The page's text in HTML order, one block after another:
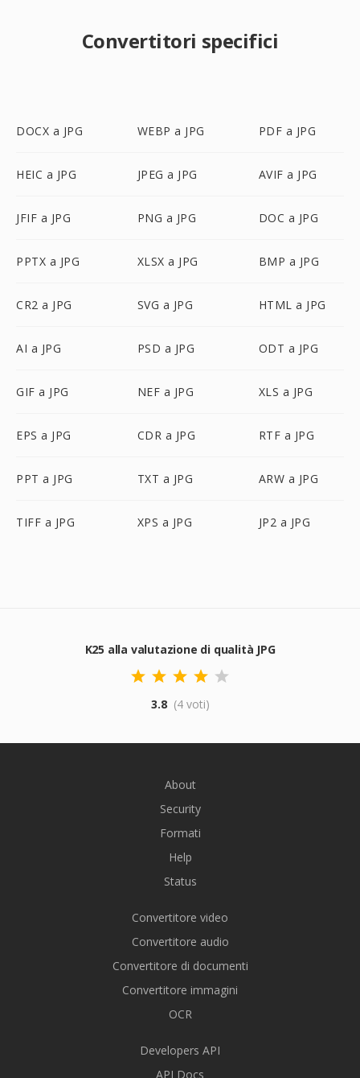
Convertitori specifici
DOCX a JPG WEBP a JPG PDF a JPG
HEIC a JPG JPEG a JPG AVIF a JPG
JFIF a JPG PNG a JPG DOC a JPG
PPTX a JPG XLSX a JPG BMP a JPG
CR2 a JPG SVG a JPG HTML a JPG
AI a JPG PSD a JPG ODT a JPG
GIF a JPG NEF a JPG XLS a JPG
EPS a JPG CDR a JPG RTF a JPG
PPT a JPG TXT a JPG ARW a JPG
TIFF a JPG XPS a JPG JP2 a JPG
K25 alla valutazione di qualità JPG
3.8 (4 voti)
About
Security
Formati
Help
Status
Convertitore video
Convertitore audio
Convertitore di documenti
Convertitore immagini
OCR
Developers API
API Docs